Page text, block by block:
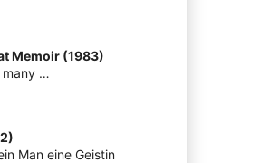
Memoir (1983)
many …
Man eine Geistin